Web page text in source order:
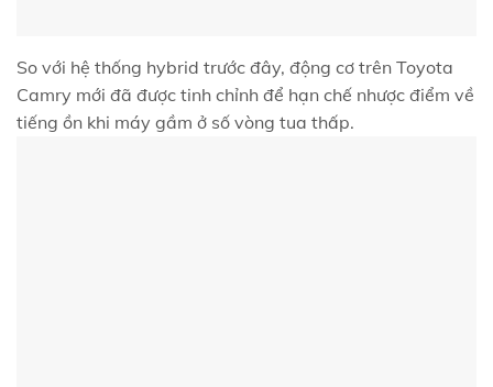
So với hệ thống hybrid trước đây, động cơ trên Toyota
Camry mới đã được tinh chỉnh để hạn chế nhược điểm về
tiếng ồn khi máy gầm ở số vòng tua thấp.